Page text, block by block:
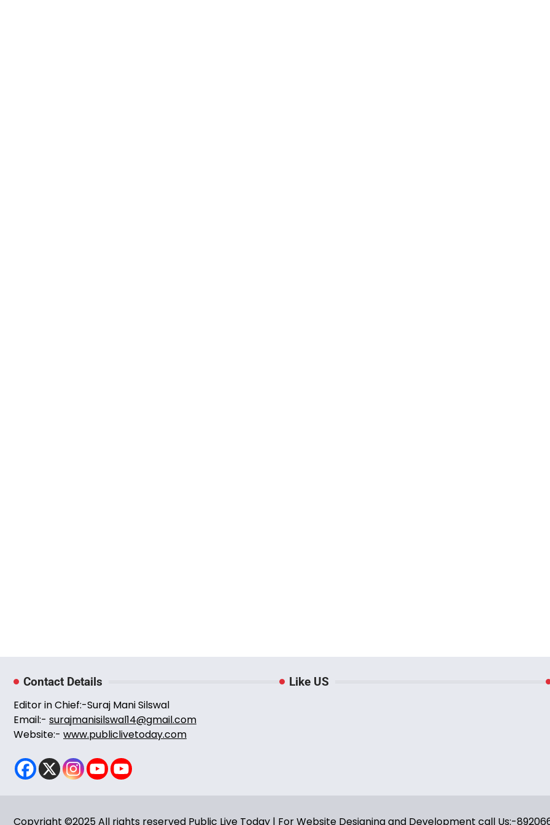
Contact Details
Editor in Chief:-Suraj Mani Silswal
Email:- surajmanisilswal14@gmail.com
Website:- www.publiclivetoday.com
Like US
Copyright ©2025 All rights reserved Public Live Today | For Website Designing and Development call Us:-